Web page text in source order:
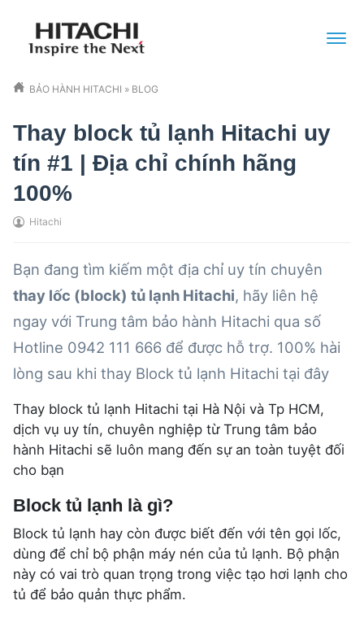
BẢO HÀNH HITACHI » BLOG
Thay block tủ lạnh Hitachi uy
tín #1 | Địa chỉ chính hãng
100%
Hitachi
Bạn đang tìm kiếm một địa chỉ uy tín chuyên
thay lốc (block) tủ lạnh Hitachi, hãy liên hệ
ngay với Trung tâm bảo hành Hitachi qua số
Hotline 0942 111 666 để được hỗ trợ. 100% hài
lòng sau khi thay Block tủ lạnh Hitachi tại đây
Thay block tủ lạnh Hitachi tại Hà Nội và Tp HCM,
dịch vụ uy tín, chuyên nghiệp từ Trung tâm bảo
hành Hitachi sẽ luôn mang đến sự an toàn tuyệt đối
cho bạn
Block tủ lạnh là gì?
Block tủ lạnh hay còn được biết đến với tên gọi lốc,
dùng để chỉ bộ phận máy nén của tủ lạnh. Bộ phận
này có vai trò quan trọng trong việc tạo hơi lạnh cho
tủ để bảo quản thực phẩm.